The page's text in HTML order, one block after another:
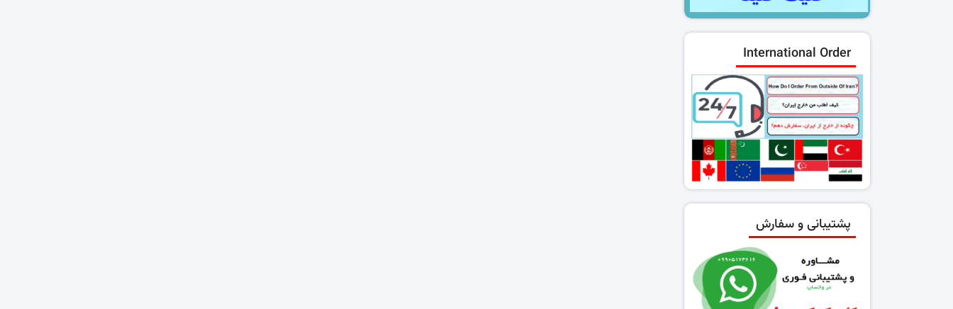
International Order
پشتیبانی و سفارش